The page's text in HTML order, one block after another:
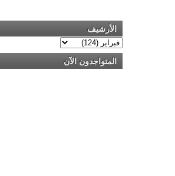
الأرشيف
المتواجدون الآن